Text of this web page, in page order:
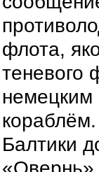
флота,
теневого
немецким
Балтики